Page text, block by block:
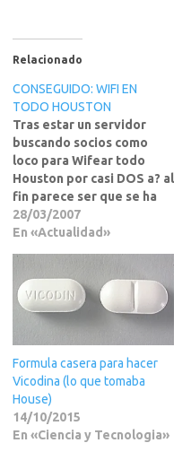
Relacionado
CONSEGUIDO: WIFI EN
TODO HOUSTON
Tras estar un servidor
buscando socios como
loco para Wifear todo
Houston por casi DOS a? al
fin parece ser que se ha
conseguido y yo tengo
algo que ver al respecto.
>>>Salu2AngelosoPues
bien gente, uno que tiene
mucho apego…
28/03/2007
En «Actualidad»
Formula casera para hacer
Vicodina (lo que tomaba
House)
14/10/2015
En «Ciencia y Tecnologia»